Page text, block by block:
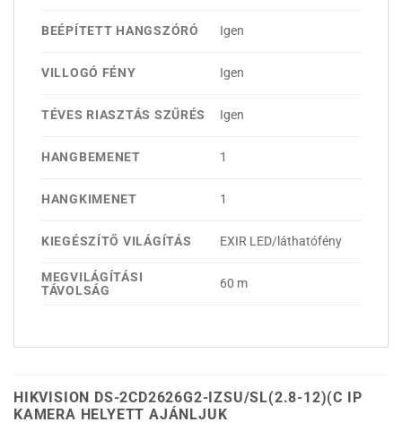
BEÉPÍTETT HANGSZÓRÓ Igen
VILLOGÓ FÉNY Igen
TÉVES RIASZTÁS SZŰRÉS Igen
HANGBEMENET 1
HANGKIMENET 1
KIEGÉSZÍTŐ VILÁGÍTÁS EXIR LED/láthatófény
MEGVILÁGÍTÁSI
TÁVOLSÁG
60 m
HIKVISION DS-2CD2626G2-IZSU/SL(2.8-12)(C IP
KAMERA HELYETT AJÁNLJUK